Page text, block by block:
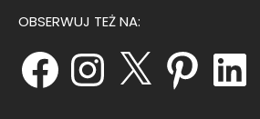
OBSERWUJ TEŻ NA:
FacebookInstagram Pinterest LinkedIn